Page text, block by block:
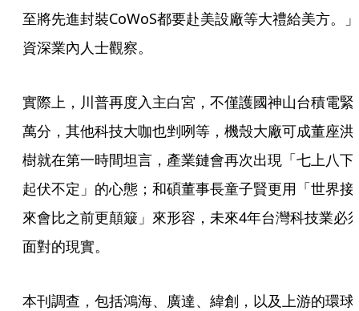
至將先進封裝CoWoS都要赴美設廠等大禮給美方。」
資深業內人士觀察。
實際上，川普再度入主白宮，不僅護國神山台積電緊
萬分，其他科技大咖也剉咧等，機殼大廠可成董座洪
樹就在第一時間坦言，產業鏈會再次出現「七上八下
起伏不定」的心態；和碩董事長童子賢更用「世界接
來會比之前更顛簸」來形容，未來4年台灣科技業必
面對的現實。
本刊調查，包括鴻海、廣達、緯創，以及上游的環球